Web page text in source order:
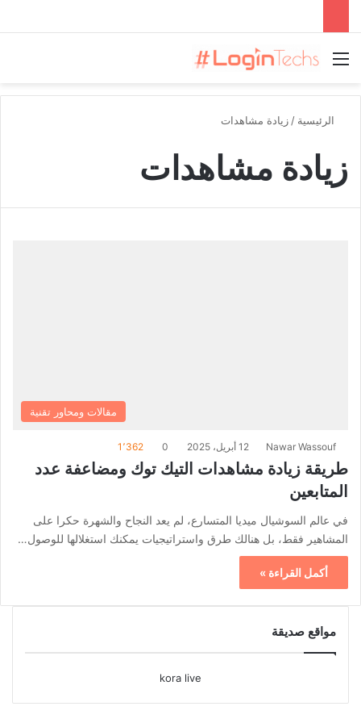
القائمة
الرئيسية /زيادة مشاهدات
زيادة مشاهدات
مقالات ومحاور تقنية
Nawar Wassouf 12 أبريل، 2025 0 1٬362
طريقة زيادة مشاهدات التيك توك ومضاعفة عدد
المتابعين
في عالم السوشيال ميديا المتسارع، لم يعد النجاح والشهرة حكرا على
المشاهير فقط، بل هنالك طرق واستراتيجيات يمكنك استغلالها للوصول…
أكمل القراءة »
مواقع صديقة
kora live